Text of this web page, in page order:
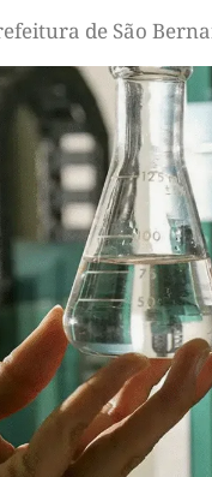
de São